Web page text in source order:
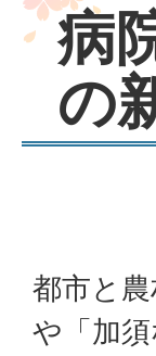
病
の
都市と
や「加